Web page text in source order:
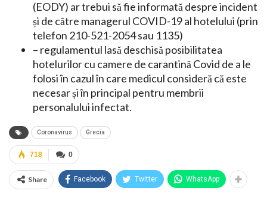
(EODY) ar trebui să fie informată despre incident
și de către managerul COVID-19 al hotelului (prin
telefon 210-521-2054 sau 1135)
– regulamentul lasă deschisă posibilitatea
hotelurilor cu camere de carantină Covid de a le
folosi în cazul în care medicul consideră că este
necesar și în principal pentru membrii
personalului infectat.
Coronavirus Grecia
0
718
Share Facebook Twitter WhatsApp